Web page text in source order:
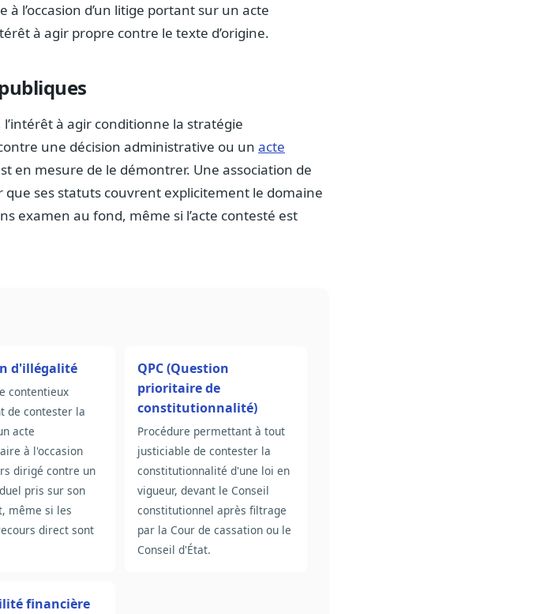
l’occasion d’un litige portant sur un acte
à agir propre contre le texte d’origine.
à agir conditionne la stratégie
une décision administrative ou un acte
en mesure de le démontrer. Une association de
ses statuts couvrent explicitement le domaine
examen au fond, même si l’acte contesté est
d'illégalité
contentieux
de contester la
acte
à l'occasion
dirigé contre un
pris sur son
même si les
direct sont
QPC (Question
prioritaire de
constitutionnalité)
Procédure permettant à tout
justiciable de contester la
constitutionnalité d'une loi en
vigueur, devant le Conseil
constitutionnel après filtrage
par la Cour de cassation ou le
Conseil d'État.
financière